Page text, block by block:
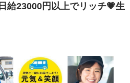
給23000円以上でリッチ💗生